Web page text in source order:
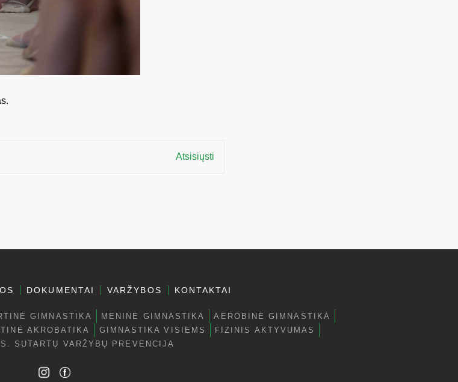
Atsisiųsti
DOKUMENTAI VARŽYBOS KONTAKTAI
GIMNASTIKA MENINĖ GIMNASTIKA
AEROBINĖ GIMNASTIKA
AKROBATIKA GIMNASTIKA VISIEMS
FIZINIS AKTYVUMAS
SUTARTŲ VARŽYBŲ PREVENCIJA